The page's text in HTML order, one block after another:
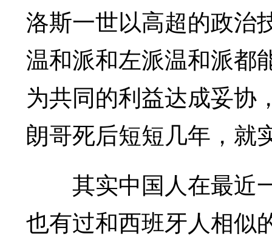
洛斯一世以高超的政治
温和派和左派温和派都
为共同的利益达成妥协
朗哥死后短短几年，就
其实中国人在最近
也有过和西班牙人相似